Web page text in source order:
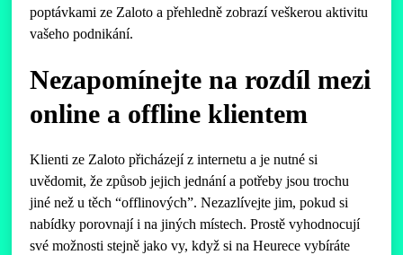
poptávkami ze Zaloto a přehledně zobrazí veškerou aktivitu
vašeho podnikání.
Nezapomínejte na rozdíl mezi
online a offline klientem
Klienti ze Zaloto přicházejí z internetu a je nutné si
uvědomit, že způsob jejich jednání a potřeby jsou trochu
jiné než u těch “offlinových”. Nezazlívejte jim, pokud si
nabídky porovnají i na jiných místech. Prostě vyhodnocují
své možnosti stejně jako vy, když si na Heurece vybíráte